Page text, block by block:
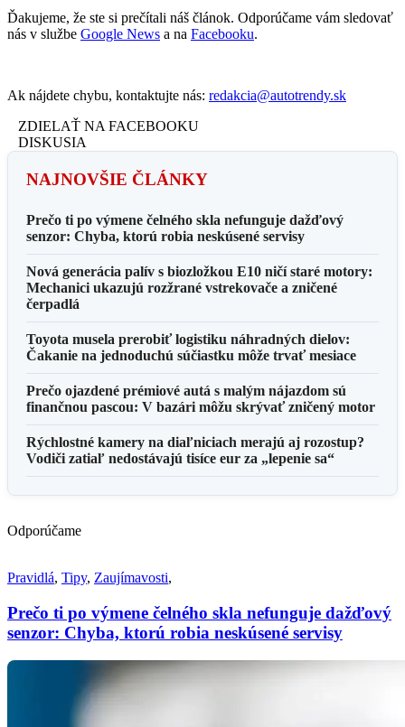
Ďakujeme, že ste si prečítali náš článok. Odporúčame vám sledovať
nás v službe Google News a na Facebooku.
Ak nájdete chybu, kontaktujte nás: redakcia@autotrendy.sk
ZDIELAŤ NA FACEBOOKU
DISKUSIA
NAJNOVŠIE ČLÁNKY
Prečo ti po výmene čelného skla nefunguje dažďový
senzor: Chyba, ktorú robia neskúsené servisy
Nová generácia palív s biozložkou E10 ničí staré motory:
Mechanici ukazujú rozžrané vstrekovače a zničené
čerpadlá
Toyota musela prerobiť logistiku náhradných dielov:
Čakanie na jednoduchú súčiastku môže trvať mesiace
Prečo ojazdené prémiové autá s malým nájazdom sú
finančnou pascou: V bazári môžu skrývať zničený motor
Rýchlostné kamery na diaľniciach merajú aj rozostup?
Vodiči zatiaľ nedostávajú tisíce eur za „lepenie sa“
Odporúčame
Pravidlá, Tipy, Zaujímavosti,
Prečo ti po výmene čelného skla nefunguje dažďový
senzor: Chyba, ktorú robia neskúsené servisy